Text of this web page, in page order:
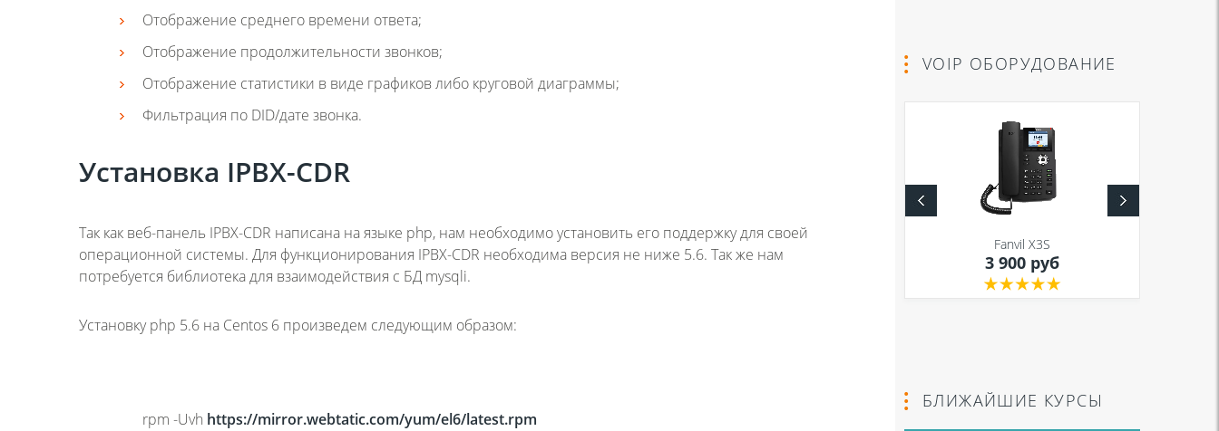
Отображение среднего времени ответа;
Отображение продолжительности звонков;
Отображение статистики в виде графиков либо круговой диаграммы;
Фильтрация по DID/дате звонка.
Установка IPBX-CDR
Так как веб-панель IPBX-CDR написана на языке php, нам необходимо установить его поддержку для своей
операционной системы. Для функционирования IPBX-CDR необходима версия не ниже 5.6. Так же нам
потребуется библиотека для взаимодействия с БД mysqli.
Установку php 5.6 на Centos 6 произведем следующим образом:
rpm -Uvh https://mirror.webtatic.com/yum/el6/latest.rpm
VOIP ОБОРУДОВАНИЕ
Fanvil X3S
2 990 руб Fanvil X3S
3 900 руб
БЛИЖАЙШИЕ КУРСЫ